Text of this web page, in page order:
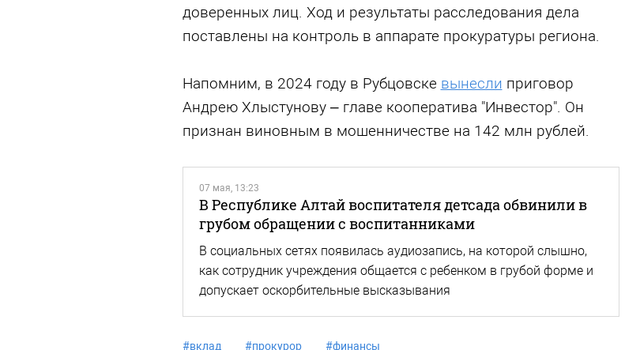
доверенных лиц. Ход и результаты расследования дела
поставлены на контроль в аппарате прокуратуры региона.
Напомним, в 2024 году в Рубцовске вынесли приговор
Андрею Хлыстунову – главе кооператива "Инвестор". Он
признан виновным в мошенничестве на 142 млн рублей.
07 мая, 13:23
В Республике Алтай воспитателя детсада обвинили в
грубом обращении с воспитанниками
В социальных сетях появилась аудиозапись, на которой слышно,
как сотрудник учреждения общается с ребенком в грубой форме и
допускает оскорбительные высказывания
#вклад #прокурор #финансы